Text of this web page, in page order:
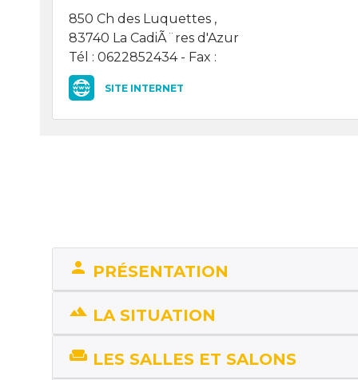
850 Ch des Luquettes ,
83740 La CadiÃ¨res d'Azur
Tél : 0622852434 - Fax :
SITE INTERNET
person PRÉSENTATION
landscape LA SITUATION
weekend LES SALLES ET SALONS